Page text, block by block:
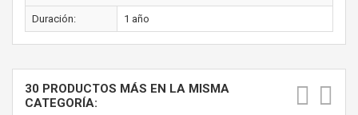
Duración: 1 año
30 PRODUCTOS MÁS EN LA MISMA
CATEGORÍA: